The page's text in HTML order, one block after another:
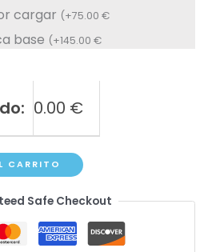
cargar (+75.00€
base (+145.00€
0.00 €
CARRITO
Safe Checkout